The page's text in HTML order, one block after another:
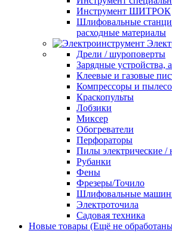
Инструмент ШИТРОК
Шлифовальные
расходные материалы
Дрели / шуроповерты
Зарядные устройства,
Клеевые и газовые
Компрессоры и
Краскопульты
Лобзики
Миксер
Обогреватели
Перфораторы
Пилы электрические /
Рубанки
Фены
Фрезеры/Точило
Шлифовальные
Электроточила
Садовая техника
Новые товары (Ещё не